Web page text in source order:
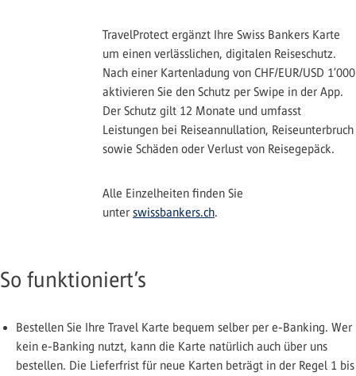
TravelProtect ergänzt Ihre Swiss Bankers Karte
um einen verlässlichen, digitalen Reiseschutz.
Nach einer Kartenladung von CHF/EUR/USD 1’000
aktivieren Sie den Schutz per Swipe in der App.
Der Schutz gilt 12 Monate und umfasst
Leistungen bei Reiseannullation, Reiseunterbruch
sowie Schäden oder Verlust von Reisegepäck.
Alle Einzelheiten finden Sie
unter swissbankers.ch.
So funktioniert’s
Bestellen Sie Ihre Travel Karte bequem selber per e-Banking. Wer
kein e-Banking nutzt, kann die Karte natürlich auch über uns
bestellen. Die Lieferfrist für neue Karten beträgt in der Regel 1 bis